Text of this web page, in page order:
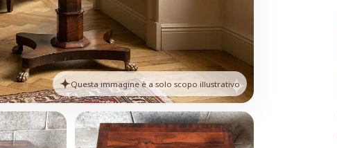
Questa immagine è a solo scopo illustrativo